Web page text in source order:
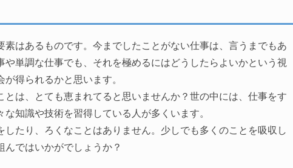
素はあるものです。今までしたことがない仕事は、言うまでもあ
や単調な仕事でも、それを極めるにはどうしたらよいかという視
得られるかと思います。
とは、とても恵まれてると思いませんか？世の中には、仕事をす
知識や技術を習得している人が多くいます。
たり、ろくなことはありません。少しでも多くのことを吸収し
ではいかがでしょうか？